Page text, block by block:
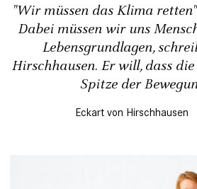
"Wir müssen das Klima
Dabei müssen wir uns
Lebensgrundlagen,
Hirschhausen. Er will, dass
Spitze der
Eckart von Hirschhausen